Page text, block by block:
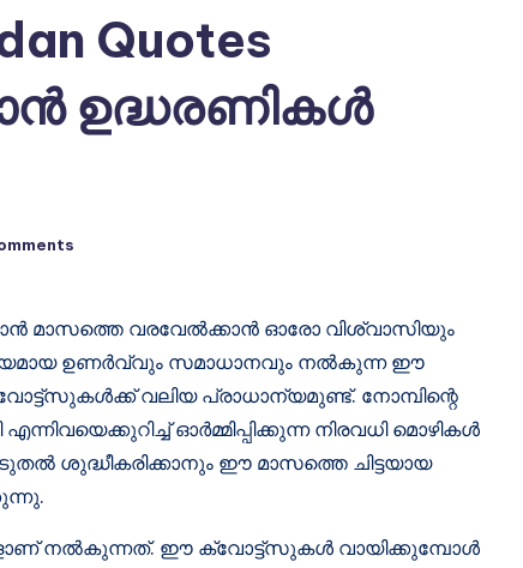
Quotes
ഉദ്ധരണികൾ
മാസത്തെ വരവേൽക്കാൻ ഓരോ വിശ്വാസിയും
ഉണർവ്വും സമാധാനവും നൽകുന്ന ഈ
വലിയ പ്രാധാന്യമുണ്ട്. നോമ്പിന്റെ
ഓർമ്മിപ്പിക്കുന്ന നിരവധി മൊഴികൾ
ശുദ്ധീകരിക്കാനും ഈ മാസത്തെ ചിട്ടയായ
നൽകുന്നത്. ഈ ക്വോട്ട്സുകൾ വായിക്കുമ്പോൾ